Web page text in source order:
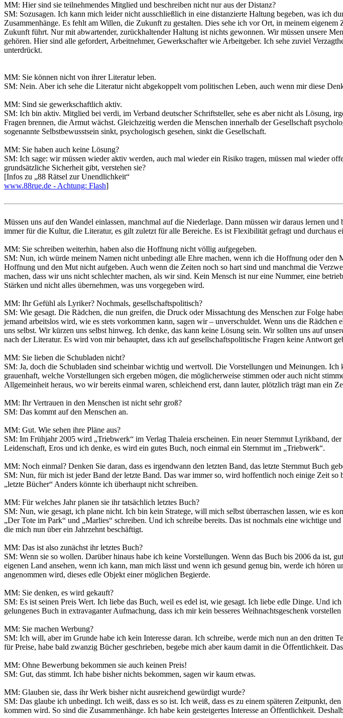
MM: Hier sind sie teilnehmendes Mitglied und beschreiben nicht nur aus der Distanz?
SM: Sozusagen. Ich kann mich leider nicht ausschließlich in eine distanzierte Haltung begeben, was ich
Zusammenhänge. Es fehlt am Willen, die Zukunft zu gestalten. Dies sehe ich vor Ort, in meinem
Zukunft führt. Nur mit abwartender, zurückhaltender Haltung ist nichts gewonnen. Wir müssen unsere
gehören. Hier sind alle gefordert, Arbeitnehmer, Gewerkschafter wie Arbeitgeber. Ich sehe zuviel
unterdrückt.
MM: Sie können nicht von ihrer Literatur leben.
SM: Nein. Aber ich sehe die Literatur nicht abgekoppelt vom politischen Leben, auch wenn mir diese
MM: Sind sie gewerkschaftlich aktiv.
SM: Ich bin aktiv. Mitglied bei verdi, im Verband deutscher Schriftsteller, sehe es aber nicht als Lösung,
Fragen brennen, die Armut wächst. Gleichzeitig werden die Menschen innerhalb der Gesellschaft
sogenannte Selbstbewusstsein sinkt, psychologisch gesehen, sinkt die Gesellschaft.
MM: Sie haben auch keine Lösung?
SM: Ich sage: wir müssen wieder aktiv werden, auch mal wieder ein Risiko tragen, müssen mal wieder
grundsätzliche Sicherheit gibt, verstehen sie?
[Infos zu „88 Rätsel zur Unendlichkeit“
www.88rue.de - Achtung: Flash]
Müssen uns auf den Wandel einlassen, manchmal auf die Niederlage. Dann müssen wir daraus lernen
immer für die Kultur, die Literatur, es gilt zuletzt für alle Bereiche. Es ist Flexibilität gefragt und durchaus
MM: Sie schreiben weiterhin, haben also die Hoffnung nicht völlig aufgegeben.
SM: Nun, ich würde meinem Namen nicht unbedingt alle Ehre machen, wenn ich die Hoffnung oder
Hoffnung und den Mut nicht aufgeben. Auch wenn die Zeiten noch so hart sind und manchmal die
machen, dass wir uns nicht schlechter machen, als wir sind. Kein Mensch ist nur eine Nummer, eine
Stärken und nicht alles übernehmen, was uns vorgegeben wird.
MM: Ihr Gefühl als Lyriker? Nochmals, gesellschaftspolitisch?
SM: Wie gesagt. Die Rädchen, die nun greifen, die Druck oder Missachtung des Menschen zur Folge
jemand arbeitslos wird, wie es stets vorkommen kann, sagen wir – unverschuldet. Wenn uns die
uns selbst. Wir kürzen uns selbst hinweg. Ich denke, das kann keine Lösung sein. Wir sollten uns auf
nach der Literatur. Es wird von mir behauptet, dass ich auf gesellschaftspolitische Fragen keine Antwort
MM: Sie lieben die Schubladen nicht?
SM: Ja, doch die Schubladen sind scheinbar wichtig und wertvoll. Die Vorstellungen und Meinungen.
grauenhaft, welche Vorstellungen sich ergeben mögen, die möglicherweise stimmen oder auch nicht
Allgemeinheit heraus, wo wir bereits einmal waren, schleichend erst, dann lauter, plötzlich trägt man ein
MM: Ihr Vertrauen in den Menschen ist nicht sehr groß?
SM: Das kommt auf den Menschen an.
MM: Gut. Wie sehen ihre Pläne aus?
SM: Im Frühjahr 2005 wird „Triebwerk“ im Verlag Thaleia erscheinen. Ein neuer Sternmut Lyrikband,
Leidenschaft, Eros und ich denke, es wird ein gutes Buch, noch einmal ein Sternmut im „Triebwerk“.
MM: Noch einmal? Denken Sie daran, dass es irgendwann den letzten Band, das letzte Sternmut Buch
SM: Nun, für mich ist jeder Band der letzte Band. Das war immer so, wird hoffentlich noch einige Zeit so
„letzte Bücher“ Anders könnte ich überhaupt nicht schreiben.
MM: Für welches Jahr planen sie ihr tatsächlich letztes Buch?
SM: Nun, wie gesagt, ich plane nicht. Ich bin kein Stratege, will mich selbst überraschen lassen, wie es
„Der Tote im Park“ und „Marlies“ schreiben. Und ich schreibe bereits. Das ist nochmals eine wichtige
die mich nun über ein Jahrzehnt beschäftigt.
MM: Das ist also zunächst ihr letztes Buch?
SM: Wenn sie so wollen. Darüber hinaus habe ich keine Vorstellungen. Wenn das Buch bis 2006 da ist,
eigenen Land ansehen, wenn ich kann, man mich lässt und wenn ich gesund genug bin, werde ich
angenommen wird, dieses edle Objekt einer möglichen Begierde.
MM: Sie denken, es wird gekauft?
SM: Es ist seinen Preis Wert. Ich liebe das Buch, weil es edel ist, wie gesagt. Ich liebe edle Dinge. Und
gelungenes Buch in extravaganter Aufmachung, dass ich mir kein besseres Weihnachtsgeschenk vorstellen
MM: Sie machen Werbung?
SM: Ich will, aber im Grunde habe ich kein Interesse daran. Ich schreibe, werde mich nun an den
für Preise, habe bald zwanzig Bücher geschrieben, begebe mich aber kaum damit in die Öffentlichkeit.
MM: Ohne Bewerbung bekommen sie auch keinen Preis!
SM: Gut, das stimmt. Ich habe bisher nichts bekommen, sagen wir kaum etwas.
MM: Glauben sie, dass ihr Werk bisher nicht ausreichend gewürdigt wurde?
SM: Das glaube ich unbedingt. Ich weiß, dass es so ist. Ich weiß, dass es zu einem späteren Zeitpunkt,
kommen wird. So sind die Zusammenhänge. Ich habe kein gesteigertes Interesse an Öffentlichkeit.